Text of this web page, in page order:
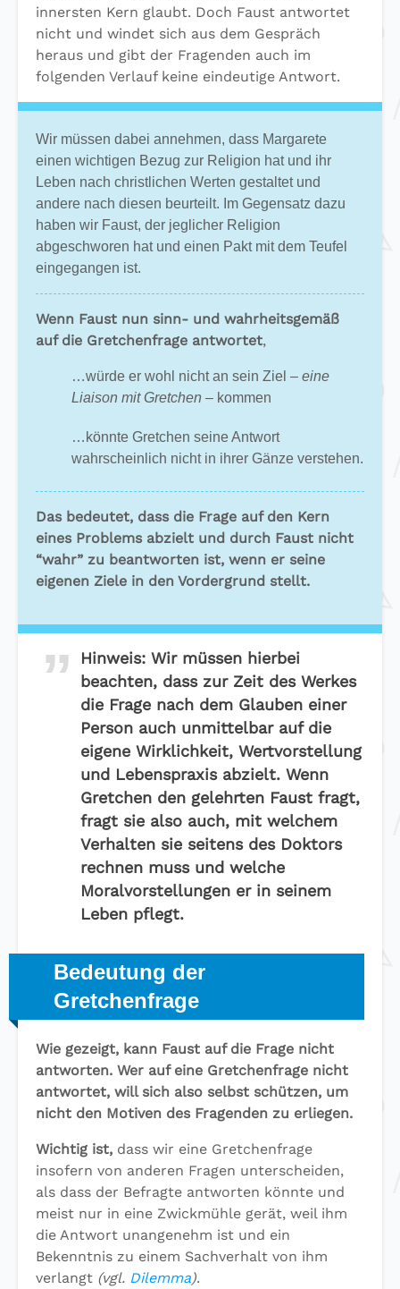
innersten Kern glaubt. Doch Faust antwortet
nicht und windet sich aus dem Gespräch
heraus und gibt der Fragenden auch im
folgenden Verlauf keine eindeutige Antwort.
Wir müssen dabei annehmen, dass Margarete
einen wichtigen Bezug zur Religion hat und ihr
Leben nach christlichen Werten gestaltet und
andere nach diesen beurteilt. Im Gegensatz dazu
haben wir Faust, der jeglicher Religion
abgeschworen hat und einen Pakt mit dem Teufel
eingegangen ist.
Wenn Faust nun sinn- und wahrheitsgemäß
auf die Gretchenfrage antwortet,
…würde er wohl nicht an sein Ziel – eine
Liaison mit Gretchen – kommen
…könnte Gretchen seine Antwort
wahrscheinlich nicht in ihrer Gänze verstehen.
Das bedeutet, dass die Frage auf den Kern
eines Problems abzielt und durch Faust nicht
“wahr” zu beantworten ist, wenn er seine
eigenen Ziele in den Vordergrund stellt.
Hinweis: Wir müssen hierbei
beachten, dass zur Zeit des Werkes
die Frage nach dem Glauben einer
Person auch unmittelbar auf die
eigene Wirklichkeit, Wertvorstellung
und Lebenspraxis abzielt. Wenn
Gretchen den gelehrten Faust fragt,
fragt sie also auch, mit welchem
Verhalten sie seitens des Doktors
rechnen muss und welche
Moralvorstellungen er in seinem
Leben pflegt.
Bedeutung der
Gretchenfrage
Wie gezeigt, kann Faust auf die Frage nicht
antworten. Wer auf eine Gretchenfrage nicht
antwortet, will sich also selbst schützen, um
nicht den Motiven des Fragenden zu erliegen.
Wichtig ist, dass wir eine Gretchenfrage
insofern von anderen Fragen unterscheiden,
als dass der Befragte antworten könnte und
meist nur in eine Zwickmühle gerät, weil ihm
die Antwort unangenehm ist und ein
Bekenntnis zu einem Sachverhalt von ihm
verlangt (vgl. Dilemma).